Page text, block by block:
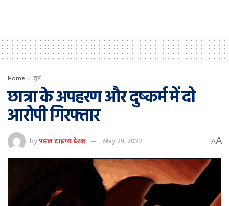
Home जुर्म
छात्रा के अपहरण और दुष्कर्म में दो
आरोपी गिरफ्तार
byपहल टाइम्स डेस्क May 29, 2022 AA